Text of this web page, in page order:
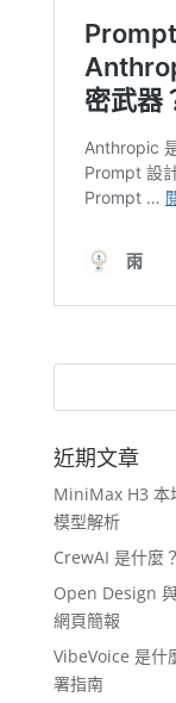
近期文章
MiniMax H3 本
模型解析
CrewAI 是什麼
Open Design
網頁簡報
VibeVoice 是什
署指南